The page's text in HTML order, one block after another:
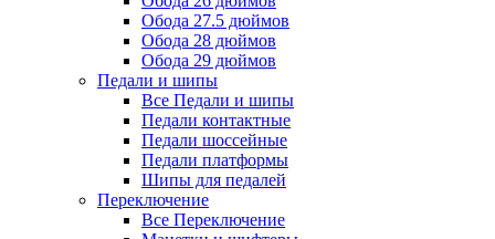
Обода 27.5 дюймов
Обода 28 дюймов
Обода 29 дюймов
Педали и шипы
Все Педали и шипы
Педали контактные
Педали шоссейные
Педали платформы
Шипы для педалей
Переключение
Все Переключение